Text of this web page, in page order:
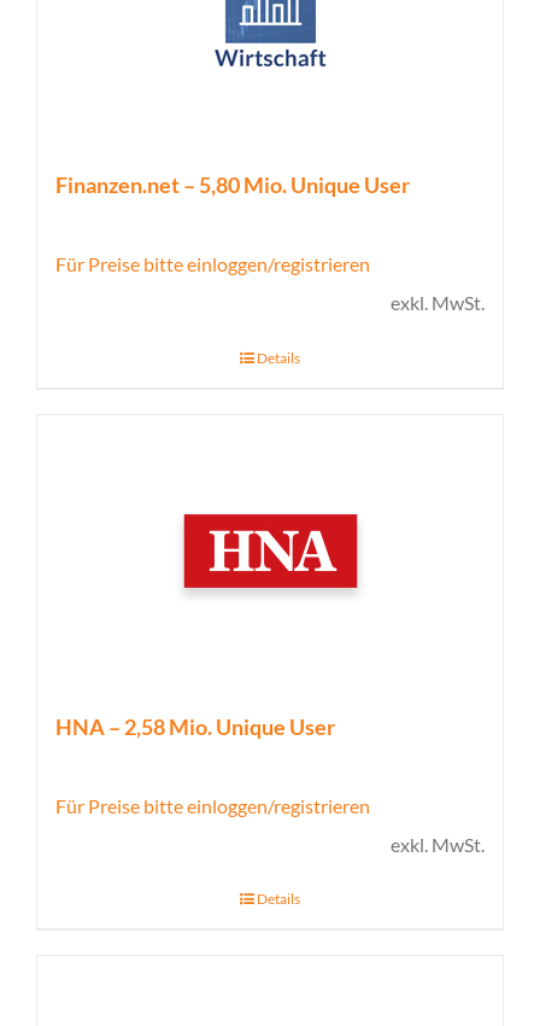
Finanzen.net – 5,80 Mio. Unique User
Für Preise bitte einloggen/registrieren
exkl. MwSt.
Details
HNA – 2,58 Mio. Unique User
Für Preise bitte einloggen/registrieren
exkl. MwSt.
Details